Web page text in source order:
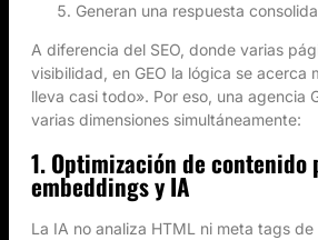
Generan una respuesta
A diferencia del SEO, donde varias
visibilidad, en GEO la lógica se acerca
lleva casi todo». Por eso, una agencia
varias dimensiones simultáneamente:
1. Optimización de contenido
embeddings y IA
La IA no analiza HTML ni meta tags